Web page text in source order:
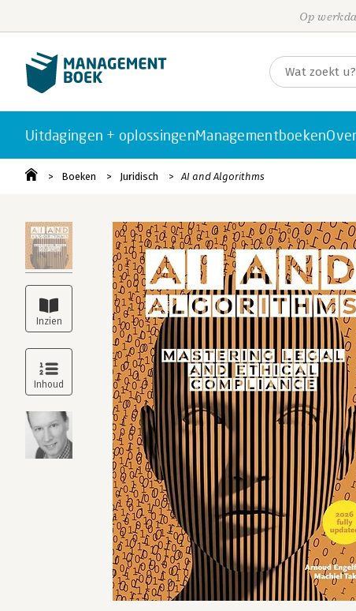
Op
Uitdagingen + oplossingenManagementboeken
Boeken Juridisch AI and Algorithms